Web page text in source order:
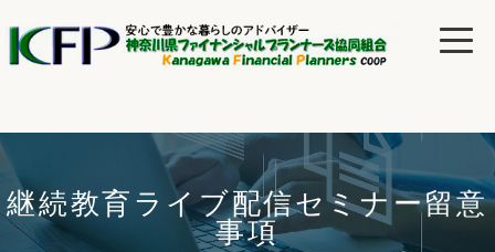
継続教育ライブ配信セミナー留意
事項